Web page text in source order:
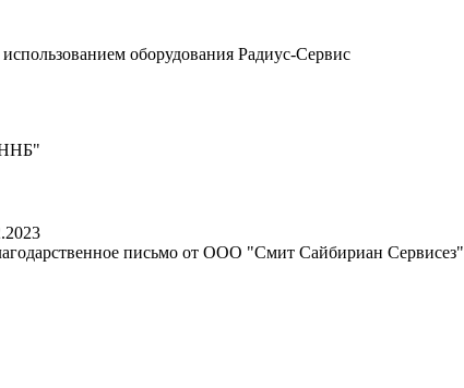
оборудования Радиус-Сервис
ННБ"
письмо от ООО "Смит Сайбириан Сервисез"